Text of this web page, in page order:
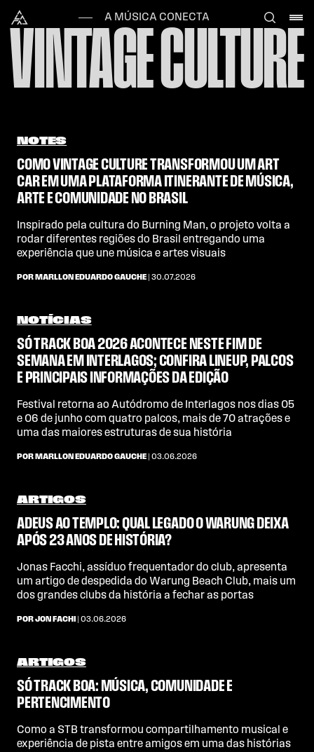
Alataj
A MÚSICA CONECTA
VINTAGE CULTURE
NOTES
COMO VINTAGE CULTURE TRANSFORMOU UM ART
CAR EM UMA PLATAFORMA ITINERANTE DE MÚSICA,
ARTE E COMUNIDADE NO BRASIL
Inspirado pela cultura do Burning Man, o projeto volta a
rodar diferentes regiões do Brasil entregando uma
experiência que une música e artes visuais
POR MARLLON EDUARDO GAUCHE | 30.07.2026
NOTÍCIAS
SÓ TRACK BOA 2026 ACONTECE NESTE FIM DE
SEMANA EM INTERLAGOS; CONFIRA LINEUP, PALCOS
E PRINCIPAIS INFORMAÇÕES DA EDIÇÃO
Festival retorna ao Autódromo de Interlagos nos dias 05
e 06 de junho com quatro palcos, mais de 70 atrações e
uma das maiores estruturas de sua história
POR MARLLON EDUARDO GAUCHE | 03.06.2026
ARTIGOS
ADEUS AO TEMPLO: QUAL LEGADO O WARUNG DEIXA
APÓS 23 ANOS DE HISTÓRIA?
Jonas Facchi, assíduo frequentador do club, apresenta
um artigo de despedida do Warung Beach Club, mais um
dos grandes clubs da história a fechar as portas
POR JON FACHI | 03.06.2026
ARTIGOS
SÓ TRACK BOA: MÚSICA, COMUNIDADE E
PERTENCIMENTO
Como a STB transformou compartilhamento musical e
experiência de pista entre amigos em uma das histórias